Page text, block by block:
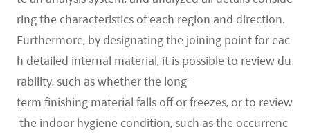
ring the characteristics of each region and direction.
Furthermore, by designating the joining point for eac
h detailed internal material, it is possible to review du
rability, such as whether the long-
term finishing material falls off or freezes, or to review
the indoor hygiene condition, such as the occurrenc